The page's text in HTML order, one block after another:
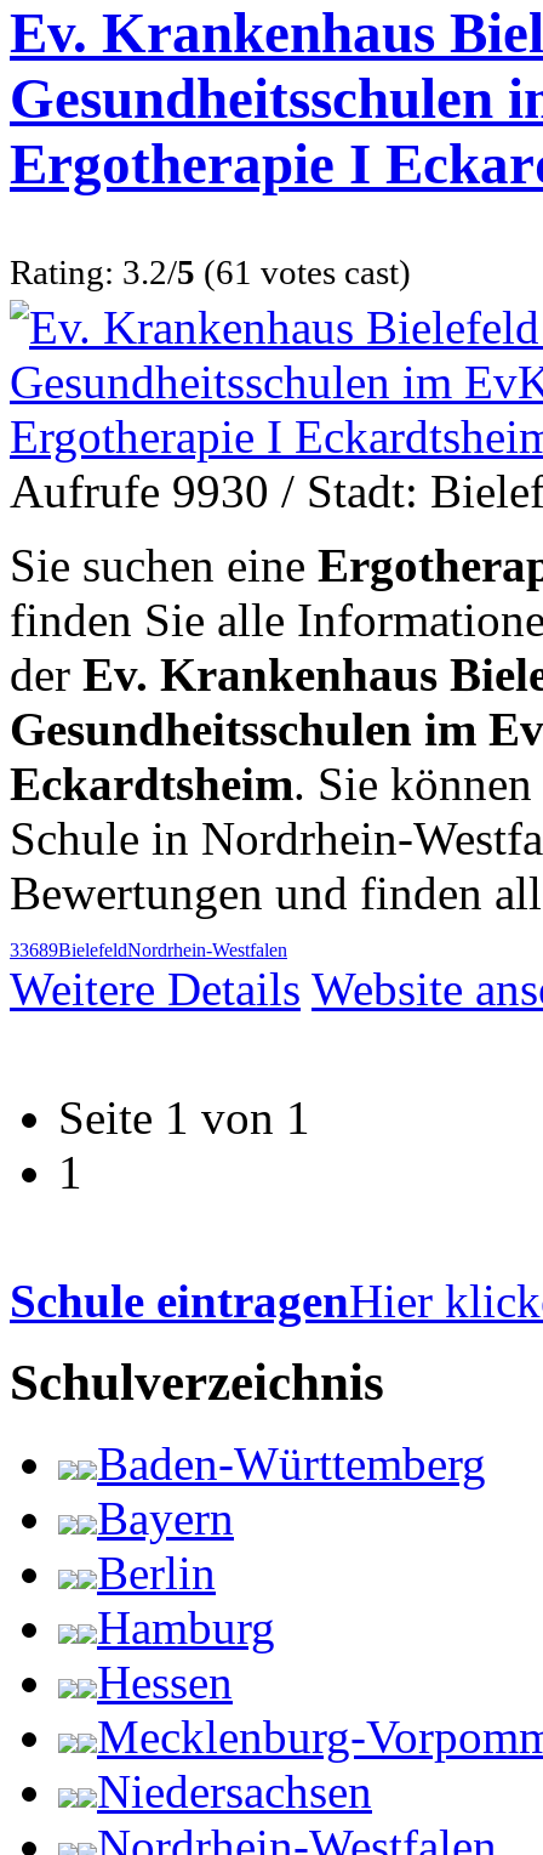
Ev. Krankenhaus
Gesundheitsschulen
Ergotherapie I
Rating: 3.2/5 (61 votes cast)
Aufrufe 9930 / Stadt:
Sie suchen eine
finden Sie alle
der Ev. Krankenhaus
Gesundheitsschulen im
Eckardtsheim. Sie
Schule in Nordrhein-
Bewertungen und finden
33689BielefeldNordrhein-Westfalen
Weitere Details Website
Seite 1 von 1
1
Schule eintragenHier
Schulverzeichnis
Baden-Württemberg
Bayern
Berlin
Hamburg
Hessen
Mecklenburg-
Niedersachsen